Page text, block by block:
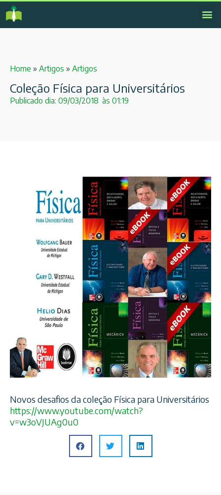
Home » Artigos » Artigos
Coleção Física para Universitários
Publicado dia: 09/03/2018 às 01:19
Novos desafios da coleção Física para Universitários
https://www.youtube.com/watch?
v=w3oVJUAg0u0